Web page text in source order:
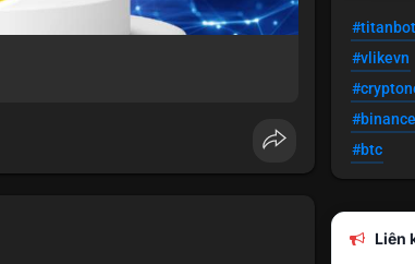
#titanbot
#vlikevn
#btc
Liên